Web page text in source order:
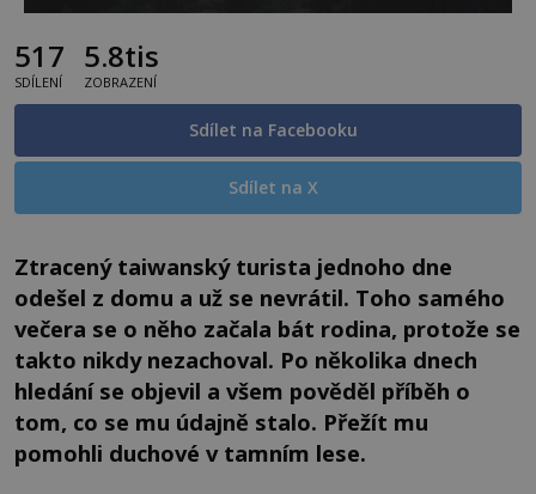
517
SDÍLENÍ
5.8tis
ZOBRAZENÍ
Sdílet na Facebooku
Sdílet na X
Ztracený taiwanský turista jednoho dne
odešel z domu a už se nevrátil. Toho samého
večera se o něho začala bát rodina, protože se
takto nikdy nezachoval. Po několika dnech
hledání se objevil a všem pověděl příběh o
tom, co se mu údajně stalo. Přežít mu
pomohli duchové v tamním lese.